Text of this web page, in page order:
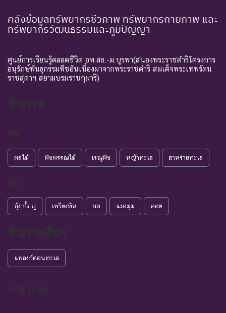
คลังข้อมูลทรัพยากรชีวภาพ ทรัพยากรกายภาพ และ
ทรัพยากรวัฒนธรรมและภูมิปัญญา
ศูนย์การเรียนรู้ตลอดชีวิต อพ.สธ.-ม.บูรพา(สนองพระราชดำริโครงการ
อนุรักษ์พันธุกรรมพืชอันเนื่องมาจากพระราชดำริ สมเด็จพระเทพรัตน
ราชสุดาฯ สยามบรมราชกุมารี)
ชีวภาพ
ผลไม้ พืชพรรณไม้ เรณูพืช หญ้าทะเล สาหร่ายทะเล
สัตว์
กุ้ง กั้ง ปู เพรียงหิน มด แมงมุม หอย
ชีวภาพอื่นๆ
แพลงก์ตอนทะเล
กายภาพ